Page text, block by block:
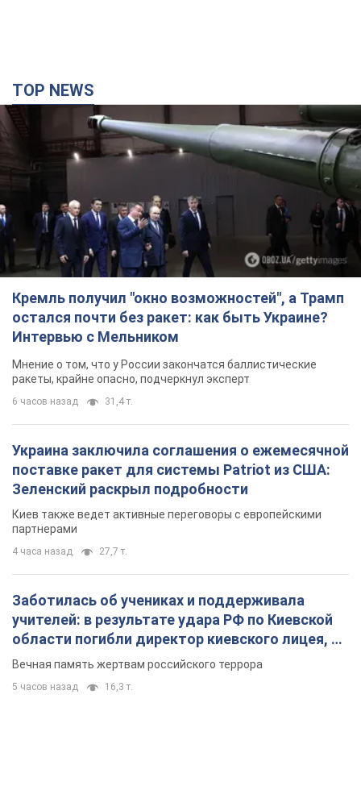
Кремль получил "окно возможностей", а Трамп
остался почти без ракет: как быть Украине?
Интервью с Мельником
Мнение о том, что у России закончатся баллистические
ракеты, крайне опасно, подчеркнул эксперт
6 часов назад 31,4 т.
Украина заключила соглашения о ежемесячной
поставке ракет для системы Patriot из США:
Зеленский раскрыл подробности
партнерами
Заботилась об учениках и поддерживала
учителей: в результате удара РФ по Киевской
области погибли директор киевского лицея, её
муж и внук
5 часов назад